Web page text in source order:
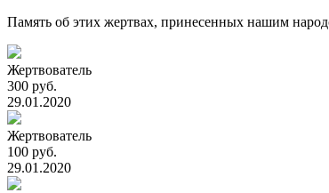
Память об этих жертвах, принесенных нашим
Жертвователь
300 руб.
29.01.2020
Жертвователь
100 руб.
29.01.2020